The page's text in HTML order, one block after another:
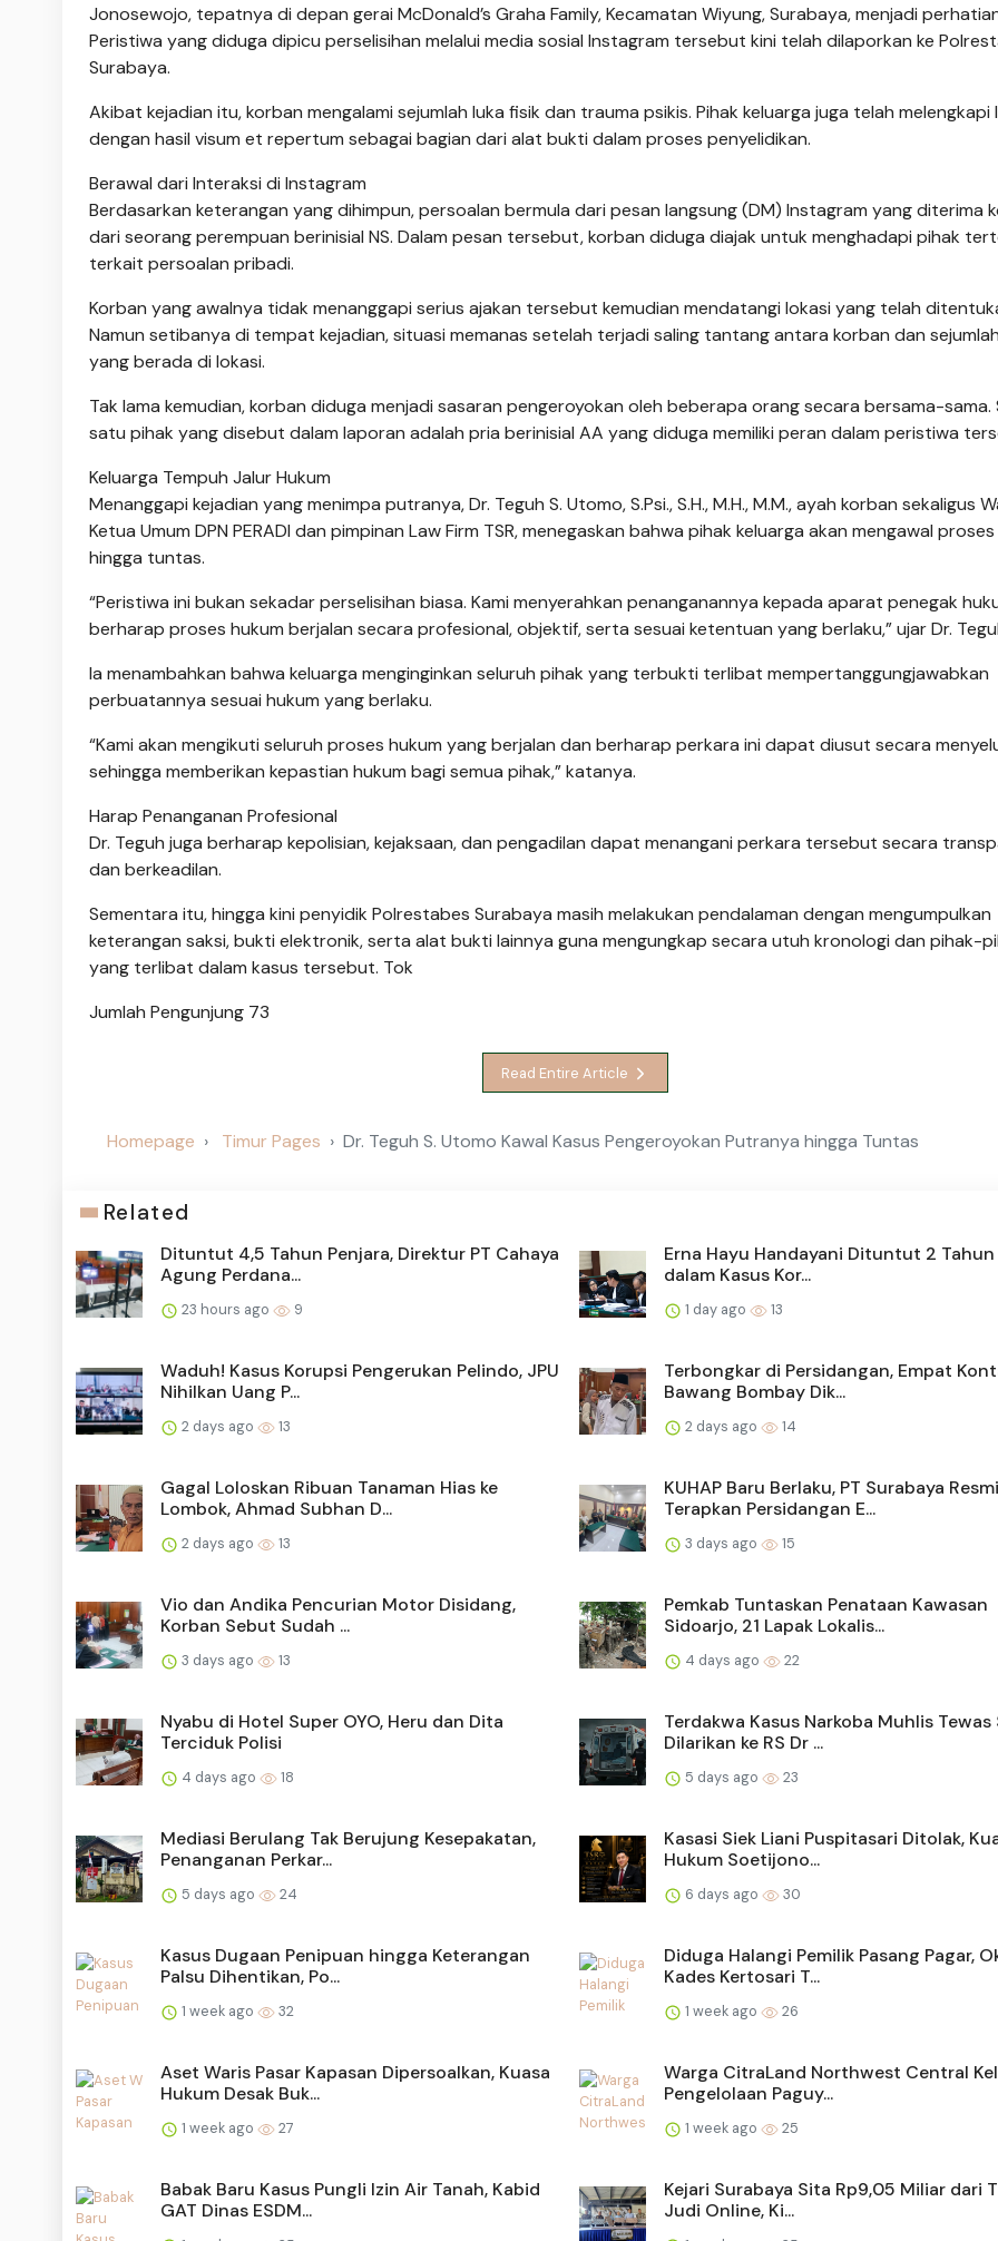
Jonosewojo, tepatnya di depan gerai McDonald’s Graha Family, Kecamatan Wiyung, Surabaya, menjadi
Peristiwa yang diduga dipicu perselisihan melalui media sosial Instagram tersebut kini telah dilaporkan ke
Surabaya.
Akibat kejadian itu, korban mengalami sejumlah luka fisik dan trauma psikis. Pihak keluarga juga telah melengkapi
dengan hasil visum et repertum sebagai bagian dari alat bukti dalam proses penyelidikan.
Berawal dari Interaksi di Instagram
Berdasarkan keterangan yang dihimpun, persoalan bermula dari pesan langsung (DM) Instagram yang diterima
dari seorang perempuan berinisial NS. Dalam pesan tersebut, korban diduga diajak untuk menghadapi pihak
terkait persoalan pribadi.
Korban yang awalnya tidak menanggapi serius ajakan tersebut kemudian mendatangi lokasi yang telah
Namun setibanya di tempat kejadian, situasi memanas setelah terjadi saling tantang antara korban dan
yang berada di lokasi.
Tak lama kemudian, korban diduga menjadi sasaran pengeroyokan oleh beberapa orang secara bersama-sama.
satu pihak yang disebut dalam laporan adalah pria berinisial AA yang diduga memiliki peran dalam peristiwa
Keluarga Tempuh Jalur Hukum
Menanggapi kejadian yang menimpa putranya, Dr. Teguh S. Utomo, S.Psi., S.H., M.H., M.M., ayah korban sekaligus
Ketua Umum DPN PERADI dan pimpinan Law Firm TSR, menegaskan bahwa pihak keluarga akan mengawal
hingga tuntas.
“Peristiwa ini bukan sekadar perselisihan biasa. Kami menyerahkan penanganannya kepada aparat penegak
berharap proses hukum berjalan secara profesional, objektif, serta sesuai ketentuan yang berlaku,” ujar Dr.
Ia menambahkan bahwa keluarga menginginkan seluruh pihak yang terbukti terlibat mempertanggungjawabkan
perbuatannya sesuai hukum yang berlaku.
“Kami akan mengikuti seluruh proses hukum yang berjalan dan berharap perkara ini dapat diusut secara
sehingga memberikan kepastian hukum bagi semua pihak,” katanya.
Harap Penanganan Profesional
Dr. Teguh juga berharap kepolisian, kejaksaan, dan pengadilan dapat menangani perkara tersebut secara
dan berkeadilan.
Sementara itu, hingga kini penyidik Polrestabes Surabaya masih melakukan pendalaman dengan mengumpulkan
keterangan saksi, bukti elektronik, serta alat bukti lainnya guna mengungkap secara utuh kronologi dan pihak-
yang terlibat dalam kasus tersebut. Tok
Jumlah Pengunjung 73
Read Entire Article
Homepage Timur Pages Dr. Teguh S. Utomo Kawal Kasus Pengeroyokan Putranya hingga Tuntas
Related
Dituntut 4,5 Tahun Penjara, Direktur PT Cahaya
Agung Perdana...
23 hours ago 9
Erna Hayu Handayani Dituntut 2 Tahun
dalam Kasus Kor...
1 day ago 13
Waduh! Kasus Korupsi Pengerukan Pelindo, JPU
Nihilkan Uang P...
2 days ago 13
Terbongkar di Persidangan, Empat
Bawang Bombay Dik...
2 days ago 14
Gagal Loloskan Ribuan Tanaman Hias ke
Lombok, Ahmad Subhan D...
2 days ago 13
KUHAP Baru Berlaku, PT Surabaya Resmi
Terapkan Persidangan E...
3 days ago 15
Vio dan Andika Pencurian Motor Disidang,
Korban Sebut Sudah ...
3 days ago 13
Pemkab Tuntaskan Penataan Kawasan
Sidoarjo, 21 Lapak Lokalis...
4 days ago 22
Nyabu di Hotel Super OYO, Heru dan Dita
Terciduk Polisi
4 days ago 18
Terdakwa Kasus Narkoba Muhlis Tewas
Dilarikan ke RS Dr ...
5 days ago 23
Mediasi Berulang Tak Berujung Kesepakatan,
Penanganan Perkar...
5 days ago 24
Kasasi Siek Liani Puspitasari Ditolak,
Hukum Soetijono...
6 days ago 30
Kasus Dugaan Penipuan hingga Keterangan
Palsu Dihentikan, Po...
1 week ago 32
Diduga Halangi Pemilik Pasang Pagar,
Kades Kertosari T...
1 week ago 26
Aset Waris Pasar Kapasan Dipersoalkan, Kuasa
Hukum Desak Buk...
1 week ago 27
Warga CitraLand Northwest Central
Pengelolaan Paguy...
1 week ago 25
Babak Baru Kasus Pungli Izin Air Tanah, Kabid
GAT Dinas ESDM...
Kejari Surabaya Sita Rp9,05 Miliar dari
Judi Online, Ki...